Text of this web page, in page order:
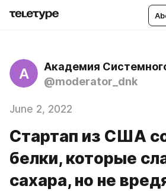
А
Академия
@moderator_dnk
June 2, 2022
Стартап из США
белки, которые
сахара, но не